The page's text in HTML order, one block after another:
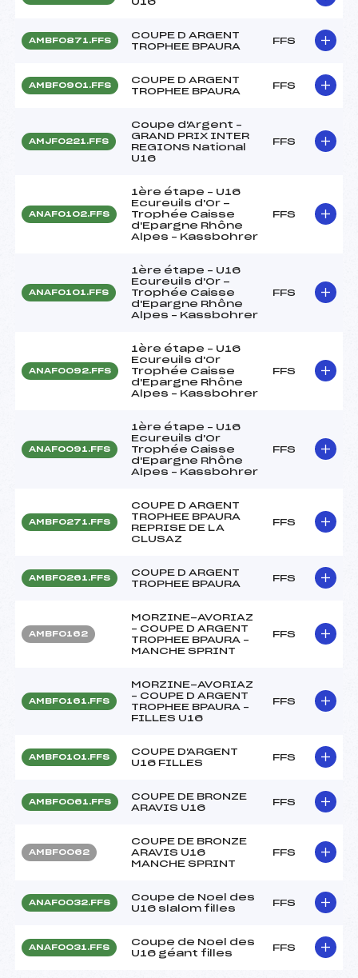
AMBF0871.FFS
COUPE D ARGENT
TROPHEE BPAURA
FFS
AMBF0901.FFS
COUPE D ARGENT
TROPHEE BPAURA
FFS
AMJF0221.FFS
Coupe d'Argent –
GRAND PRIX INTER
REGIONS National
U16
FFS
ANAF0102.FFS
1ère étape – U16
Ecureuils d'Or -
Trophée Caisse
d'Epargne Rhône
Alpes – Kassbohrer
FFS
ANAF0101.FFS
1ère étape – U16
Ecureuils d'Or -
Trophée Caisse
d'Epargne Rhône
Alpes – Kassbohrer
FFS
ANAF0092.FFS
1ère étape – U16
Ecureuils d'Or
Trophée Caisse
d'Epargne Rhône
Alpes – Kassbohrer
FFS
ANAF0091.FFS
1ère étape – U16
Ecureuils d'Or
Trophée Caisse
d'Epargne Rhône
Alpes – Kassbohrer
FFS
AMBF0271.FFS
COUPE D ARGENT
TROPHEE BPAURA
REPRISE DE LA
CLUSAZ
FFS
AMBF0261.FFS
COUPE D ARGENT
TROPHEE BPAURA
FFS
AMBF0162
MORZINE-AVORIAZ
– COUPE D ARGENT
TROPHEE BPAURA –
MANCHE SPRINT
FFS
AMBF0161.FFS
MORZINE-AVORIAZ
– COUPE D ARGENT
TROPHEE BPAURA –
FILLES U16
FFS
AMBF0101.FFS
COUPE D'ARGENT
U16 FILLES
FFS
AMBF0061.FFS
COUPE DE BRONZE
ARAVIS U16
FFS
AMBF0062
COUPE DE BRONZE
ARAVIS U16
MANCHE SPRINT
FFS
ANAF0032.FFS
Coupe de Noel des
U16 slalom filles
FFS
ANAF0031.FFS
Coupe de Noel des
U16 géant filles
FFS